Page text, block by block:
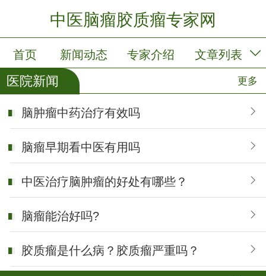
中医脑瘤胶质瘤专家网
首页 新闻动态 专家介绍 文章列表
专家门诊
医院新闻 更多
脑肿瘤中药治疗有效吗
脑瘤早期看中医有用吗
中医治疗脑肿瘤的好处有哪些？
脑瘤能治好吗?
胶质瘤是什么病？胶质瘤严重吗？